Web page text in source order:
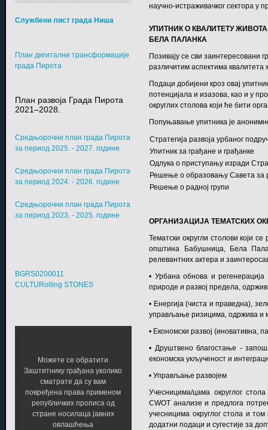
научно-истраживачког сектора
УПИТНИК О КВАЛИТЕТУ
БЕЛА ПАЛАНКА
Позивају се сви заинтересовани
различитим аспектима квалитета
Подаци добијени кроз овај
потенцијала и изазова, као и у
округлих столова који ће бити
Попуњавање упитника је
Стратегија развоја урбаног
Упитник за грађане и грађанке
Одлука о приступању изради
Решење о образовању Савета за
Решење о радној групи
ОРГАНИЗАЦИЈА ТЕМАТСКИХ
Тематски округли столови који
општина Бабушница, Бела
релевантних актера и
• Урбана обнова и
природе и развој предела,
• Енергија (чиста и праведна),
управљање ризицима, одржива и
• Економски развој (иновативна,
• Друштвено благостање -
економска укљученост и
• Управљање развојем
Учесницима/цама округлог
СWОТ анализе и предлога
учесницима округлог стола и
додатни подаци и сугестије за
Службени лист града Ниша
План дигиталне трансформације
града Пирота
План развоја Града Пирота
2021–2028.
Средњорочни план града Пирота
за период 2025. - 2027. године
Средњорочни план града Пирота
за период 2024. - 2026. године
Средњорочни план града Пирота
за период 2023. - 2025. године
BGRS0200011
CULTURolling STONES
Можете се обратити
Заштитнику грађана уколико
сматрате да су вам
повређена права применом
републичких прописа од
стране носилаца јавних
овлашћења